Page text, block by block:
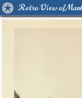
Retro View of